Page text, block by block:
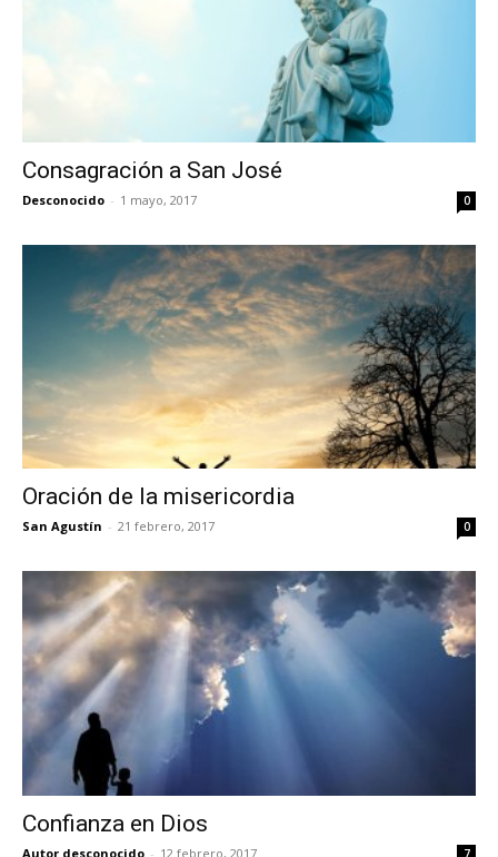
Consagración a San José
Desconocido - 1 mayo, 2017 0
Oración de la misericordia
San Agustín - 21 febrero, 2017 0
Confianza en Dios
Autor desconocido - 12 febrero, 2017 7